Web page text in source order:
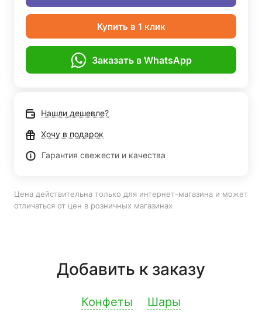
Купить в 1 клик
Заказать в WhatsApp
Нашли дешевле?
Хочу в подарок
Гарантия свежести и качества
Цена действительна только для интернет-магазина и может
отличаться от цен в розничных магазинах
Добавить к заказу
Конфеты Шары